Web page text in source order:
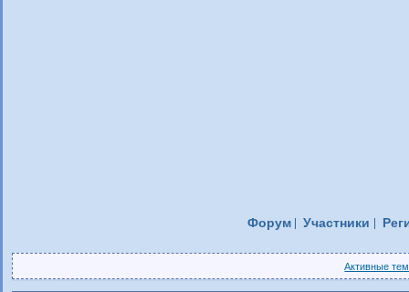
Форум Участники
Активные